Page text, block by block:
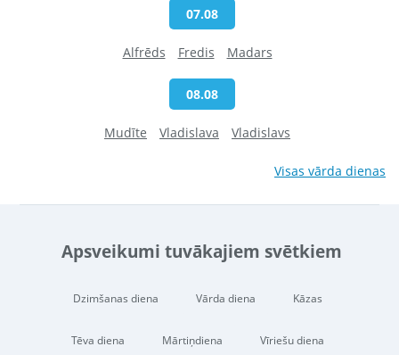
07.08
Alfrēds Fredis Madars
08.08
Mudīte Vladislava Vladislavs
Visas vārda dienas
Apsveikumi tuvākajiem svētkiem
Dzimšanas diena Vārda diena Kāzas
Tēva diena Mārtiņdiena Vīriešu diena